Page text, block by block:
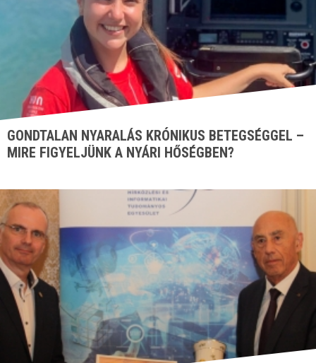
GONDTALAN NYARALÁS KRÓNIKUS BETEGSÉGGEL –
MIRE FIGYELJÜNK A NYÁRI HŐSÉGBEN?